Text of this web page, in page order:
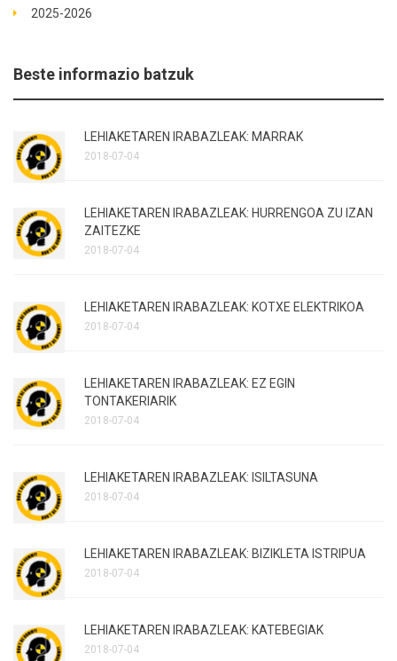
2025-2026
Beste informazio batzuk
LEHIAKETAREN IRABAZLEAK: MARRAK
2018-07-04
LEHIAKETAREN IRABAZLEAK: HURRENGOA ZU IZAN
ZAITEZKE
2018-07-04
LEHIAKETAREN IRABAZLEAK: KOTXE ELEKTRIKOA
2018-07-04
LEHIAKETAREN IRABAZLEAK: EZ EGIN
TONTAKERIARIK
2018-07-04
LEHIAKETAREN IRABAZLEAK: ISILTASUNA
2018-07-04
LEHIAKETAREN IRABAZLEAK: BIZIKLETA ISTRIPUA
2018-07-04
LEHIAKETAREN IRABAZLEAK: KATEBEGIAK
2018-07-04